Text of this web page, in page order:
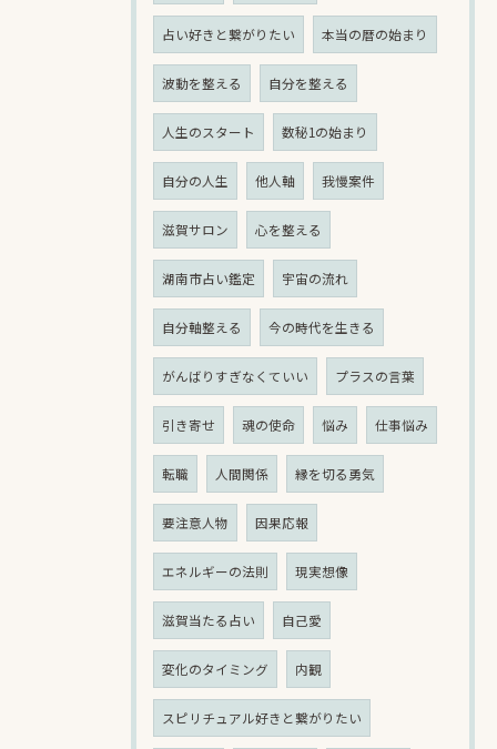
占い好きと繋がりたい 本当の暦の始まり
波動を整える 自分を整える
人生のスタート 数秘1の始まり
自分の人生 他人軸 我慢案件
滋賀サロン 心を整える
湖南市占い鑑定 宇宙の流れ
自分軸整える 今の時代を生きる
がんばりすぎなくていい プラスの言葉
引き寄せ 魂の使命 悩み 仕事悩み
転職 人間関係 縁を切る勇気
要注意人物 因果応報
エネルギーの法則 現実想像
滋賀当たる占い 自己愛
変化のタイミング 内観
スピリチュアル好きと繋がりたい